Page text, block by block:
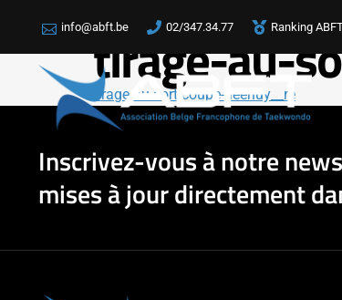
info@abft.be 02/347.34.77 Ranking
tirage-au-
tirage-au-sort-coupe-heenuy__re
Inscrivez-vous à notre
mises à jour directement